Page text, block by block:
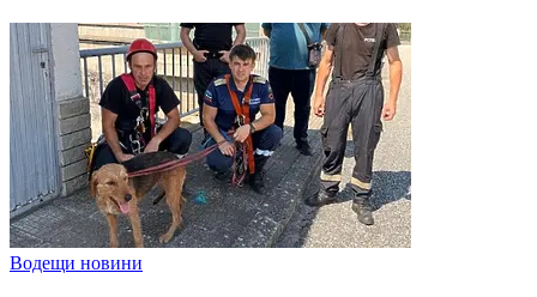
Водещи новини